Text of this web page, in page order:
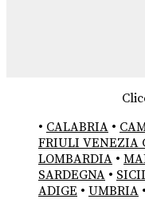
• CALABRIA •
FRIULI VENEZIA
LOMBARDIA •
SARDEGNA •
ADIGE • UMBRIA •